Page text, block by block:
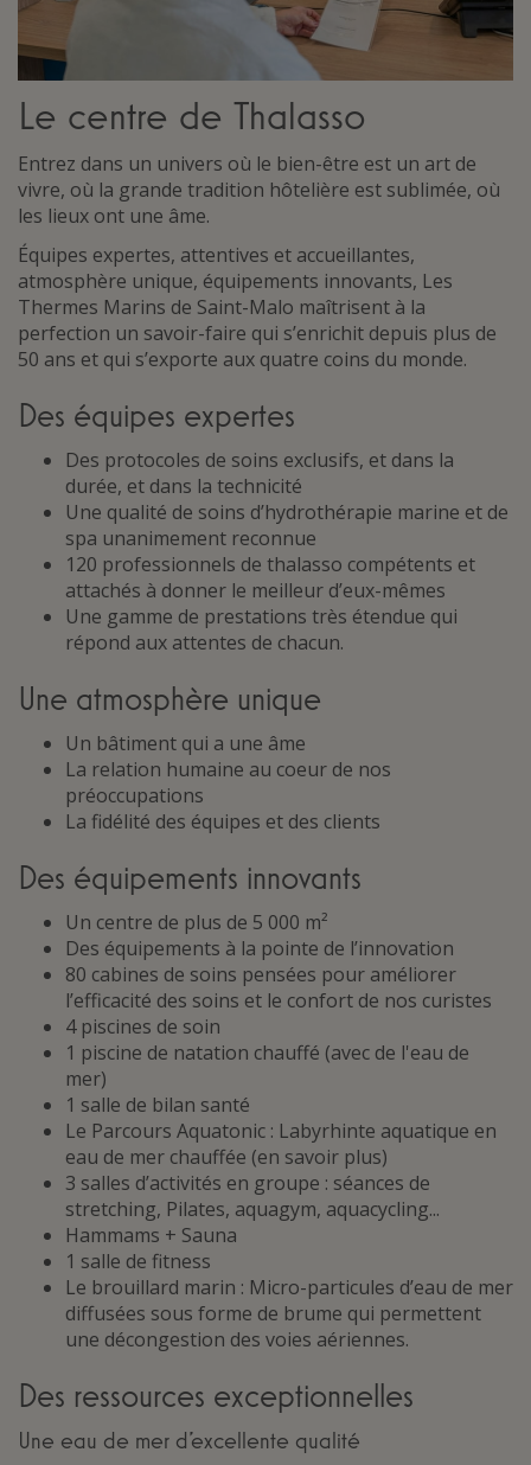
Le centre de Thalasso
Entrez dans un univers où le bien-être est un art de
vivre, où la grande tradition hôtelière est sublimée, où
les lieux ont une âme.
Équipes expertes, attentives et accueillantes,
atmosphère unique, équipements innovants, Les
Thermes Marins de Saint-Malo maîtrisent à la
perfection un savoir-faire qui s’enrichit depuis plus de
50 ans et qui s’exporte aux quatre coins du monde.
Des équipes expertes
Des protocoles de soins exclusifs, et dans la
durée, et dans la technicité
Une qualité de soins d’hydrothérapie marine et de
spa unanimement reconnue
120 professionnels de thalasso compétents et
attachés à donner le meilleur d’eux-mêmes
Une gamme de prestations très étendue qui
répond aux attentes de chacun.
Une atmosphère unique
Un bâtiment qui a une âme
La relation humaine au coeur de nos
préoccupations
La fidélité des équipes et des clients
Des équipements innovants
Un centre de plus de 5 000 m²
Des équipements à la pointe de l’innovation
80 cabines de soins pensées pour améliorer
l’efficacité des soins et le confort de nos curistes
4 piscines de soin
1 piscine de natation chauffé (avec de l'eau de
mer)
1 salle de bilan santé
Le Parcours Aquatonic : Labyrhinte aquatique en
eau de mer chauffée (en savoir plus)
3 salles d’activités en groupe : séances de
stretching, Pilates, aquagym, aquacycling...
Hammams + Sauna
1 salle de fitness
Le brouillard marin : Micro-particules d’eau de mer
diffusées sous forme de brume qui permettent
une décongestion des voies aériennes.
Des ressources exceptionnelles
Une eau de mer d’excellente qualité